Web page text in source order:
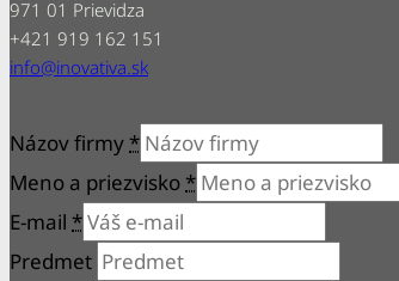
971 01 Prievidza
+421 919 162 151
info@inovativa.sk
Názov firmy *
Meno a priezvisko *
E-mail *
Predmet